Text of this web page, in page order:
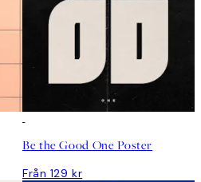
Be the Good One Poster
Från 129 kr